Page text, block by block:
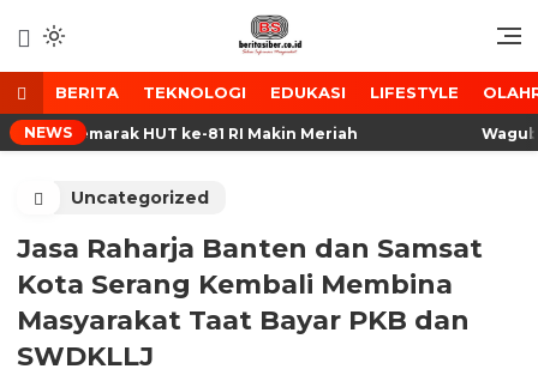
konten
BeritaSiber.co.id
Media Tanggap Dan Akurat
BERITA TEKNOLOGI EDUKASI LIFESTYLE
NEWS
Semarak HUT ke-81 RI Makin Meriah Wagub
Uncategorized
Jasa Raharja Banten dan Samsat
Kota Serang Kembali Membina
Masyarakat Taat Bayar PKB dan
SWDKLLJ